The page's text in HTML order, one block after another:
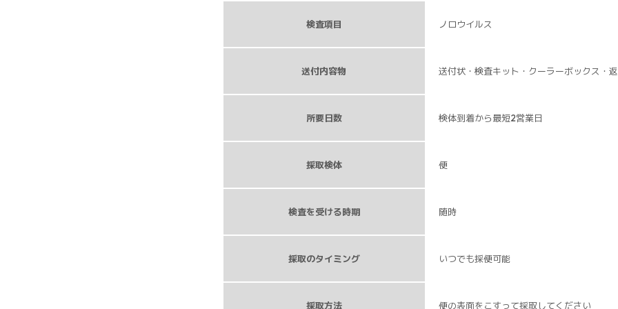
検査項目 ノロウイルス
送付内容物 送付状・検査キット・クーラーボックス・
所要日数 検体到着から最短2営業日
採取検体 便
検査を受ける時期 随時
採取のタイミング いつでも採便可能
採取方法 便の表面をこすって採取してください